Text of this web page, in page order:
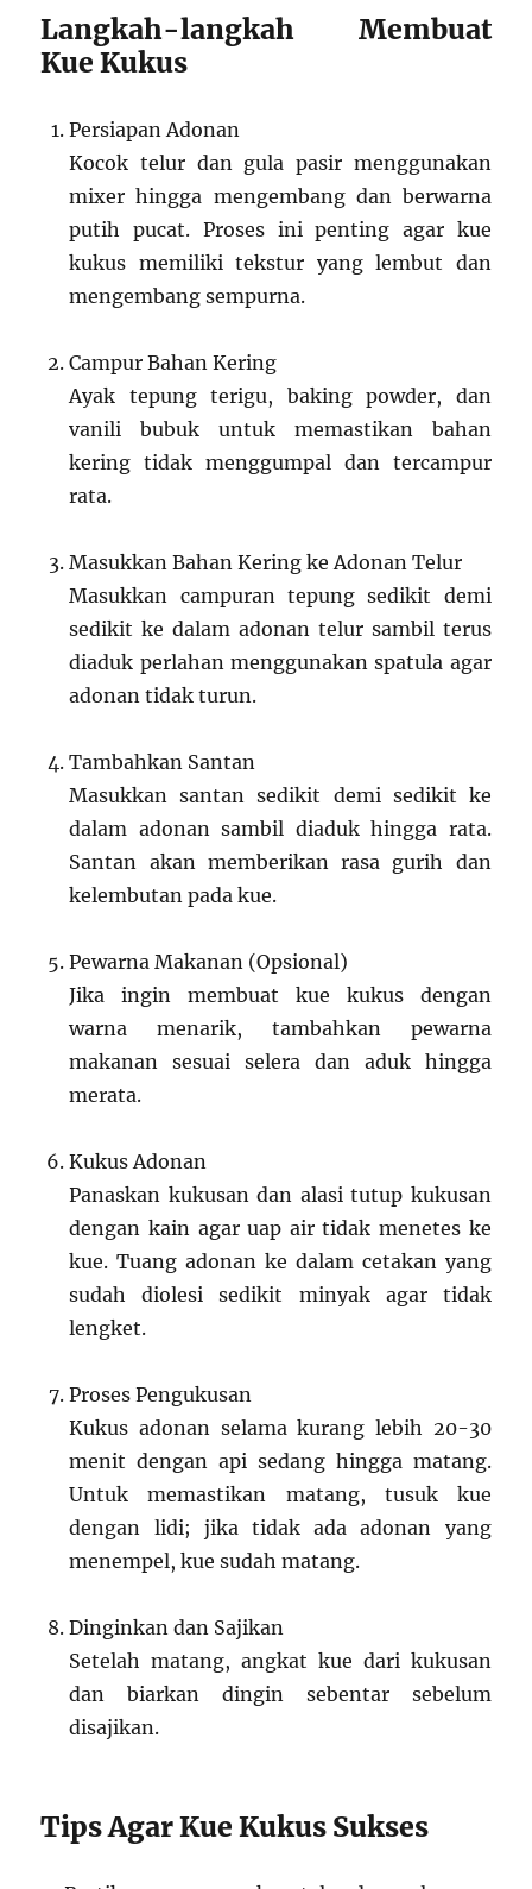
Langkah-langkah Membuat
Kue Kukus
Persiapan Adonan
Kocok telur dan gula pasir menggunakan
mixer hingga mengembang dan berwarna
putih pucat. Proses ini penting agar kue
kukus memiliki tekstur yang lembut dan
mengembang sempurna.
Campur Bahan Kering
Ayak tepung terigu, baking powder, dan
vanili bubuk untuk memastikan bahan
kering tidak menggumpal dan tercampur
rata.
Masukkan Bahan Kering ke Adonan Telur
Masukkan campuran tepung sedikit demi
sedikit ke dalam adonan telur sambil terus
diaduk perlahan menggunakan spatula agar
adonan tidak turun.
Tambahkan Santan
Masukkan santan sedikit demi sedikit ke
dalam adonan sambil diaduk hingga rata.
Santan akan memberikan rasa gurih dan
kelembutan pada kue.
Pewarna Makanan (Opsional)
Jika ingin membuat kue kukus dengan
warna menarik, tambahkan pewarna
makanan sesuai selera dan aduk hingga
merata.
Kukus Adonan
Panaskan kukusan dan alasi tutup kukusan
dengan kain agar uap air tidak menetes ke
kue. Tuang adonan ke dalam cetakan yang
sudah diolesi sedikit minyak agar tidak
lengket.
Proses Pengukusan
Kukus adonan selama kurang lebih 20-30
menit dengan api sedang hingga matang.
Untuk memastikan matang, tusuk kue
dengan lidi; jika tidak ada adonan yang
menempel, kue sudah matang.
Dinginkan dan Sajikan
Setelah matang, angkat kue dari kukusan
dan biarkan dingin sebentar sebelum
disajikan.
Tips Agar Kue Kukus Sukses